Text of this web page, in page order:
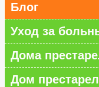
Блог
Уход за
Дома
Дом